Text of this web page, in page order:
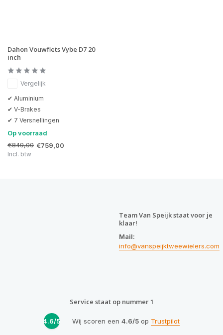
Dahon Vouwfiets Vybe D7 20
inch
Vergelijk
✔ Aluminium
✔ V-Brakes
✔ 7 Versnellingen
Op voorraad
€849,00 €759,00
Incl. btw
Team Van Speijk staat voor je
klaar!
Mail:
info@vanspeijktweewielers.com
Service staat op nummer 1
4.6/5 Wij scoren een 4.6/5op Trustpilot